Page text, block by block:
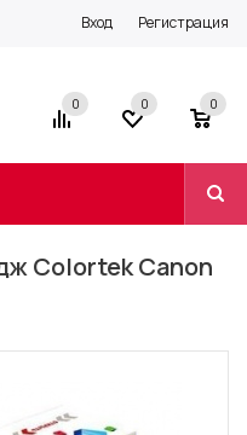
Вход Регистрация
0 0 0
Colortek Canon